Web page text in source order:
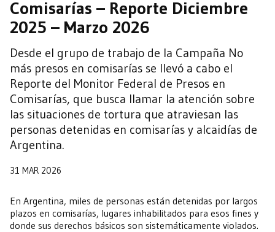
Comisarías – Reporte Diciembre
2025 – Marzo 2026
Desde el grupo de trabajo de la Campaña No
más presos en comisarías se llevó a cabo el
Reporte del Monitor Federal de Presos en
Comisarías, que busca llamar la atención sobre
las situaciones de tortura que atraviesan las
personas detenidas en comisarías y alcaidías de
Argentina.
31 MAR 2026
En Argentina, miles de personas están detenidas por largos
plazos en comisarías, lugares inhabilitados para esos fines y
donde sus derechos básicos son sistemáticamente violados.